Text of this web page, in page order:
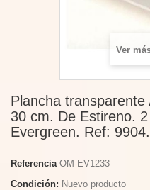
Ver
Plancha
30 cm. De Estireno.
Evergreen. Ref: 9904.
Referencia OM-EV1233
Condición: Nuevo producto